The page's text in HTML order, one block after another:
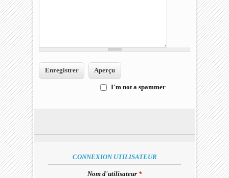
I'm not a spammer
CONNEXION UTILISATEUR
Nom d'utilisateur *